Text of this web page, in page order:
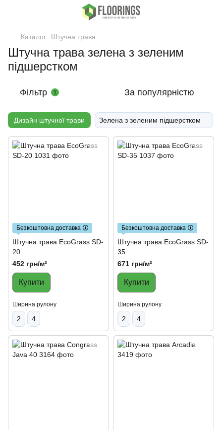
Каталог Штучна трава
Штучна трава зелена з зеленим
підшерстком
Фільтр 1 За популярністю
Дизайн штучної трави Зелена з зеленим підшерстком
Безкоштовна доставка 🛈
Штучна трава EcoGrass SD-
20
452 грн/м²
Купити
Ширина рулону
2 4
Безкоштовна доставка 🛈
Штучна трава EcoGrass SD-
35
671 грн/м²
Купити
Ширина рулону
2 4